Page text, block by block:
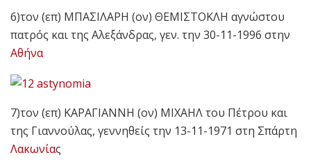
6)τον (επ) ΜΠΑΣΙΛΑΡΗ (ον) ΘΕΜΙΣΤΟΚΛΗ αγνώστου
πατρός και της Αλεξάνδρας, γεν. την 30-11-1996 στην
Αθήνα
7)τον (επ) ΚΑΡΑΓΙΑΝΝΗ (ον) ΜΙΧΑΗΛ του Πέτρου και
της Γιαννούλας, γεννηθείς την 13-11-1971 στη Σπάρτη
Λακωνίας